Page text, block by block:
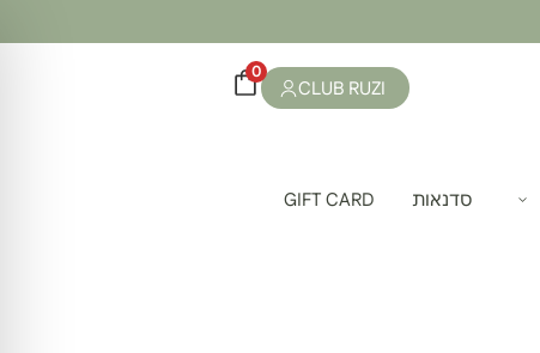
CLUB RUZI
0
סדנאות GIFT CARD